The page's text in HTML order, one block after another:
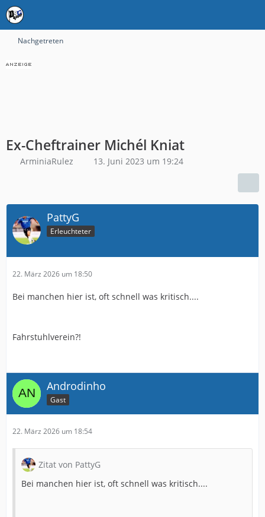
Nachgetreten
Ex-Cheftrainer Michél Kniat
ArminiaRulez 13. Juni 2023 um 19:24
PattyG
Erleuchteter
22. März 2026 um 18:50
Bei manchen hier ist, oft schnell was kritisch....
Fahrstuhlverein?!
Androdinho
Gast
22. März 2026 um 18:54
Zitat von PattyG
Bei manchen hier ist, oft schnell was kritisch....